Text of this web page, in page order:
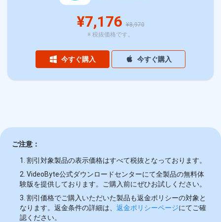
¥7,176¥8,970
※ 税抜価格です。
今すぐ購入 今すぐ購入
ご注意：
1. 割引対象製品の表示価格はすべて税抜となっております。
2. VideoByte公式ダウンロードセンターにて全製品の無料体
験版を提供しております。ご購入前にぜひお試しください。
3. 割引価格でご購入いただいた製品も返金ポリシーの対象と
なります。返金条件の詳細は、 返金ポリシーページにてご確
認ください。